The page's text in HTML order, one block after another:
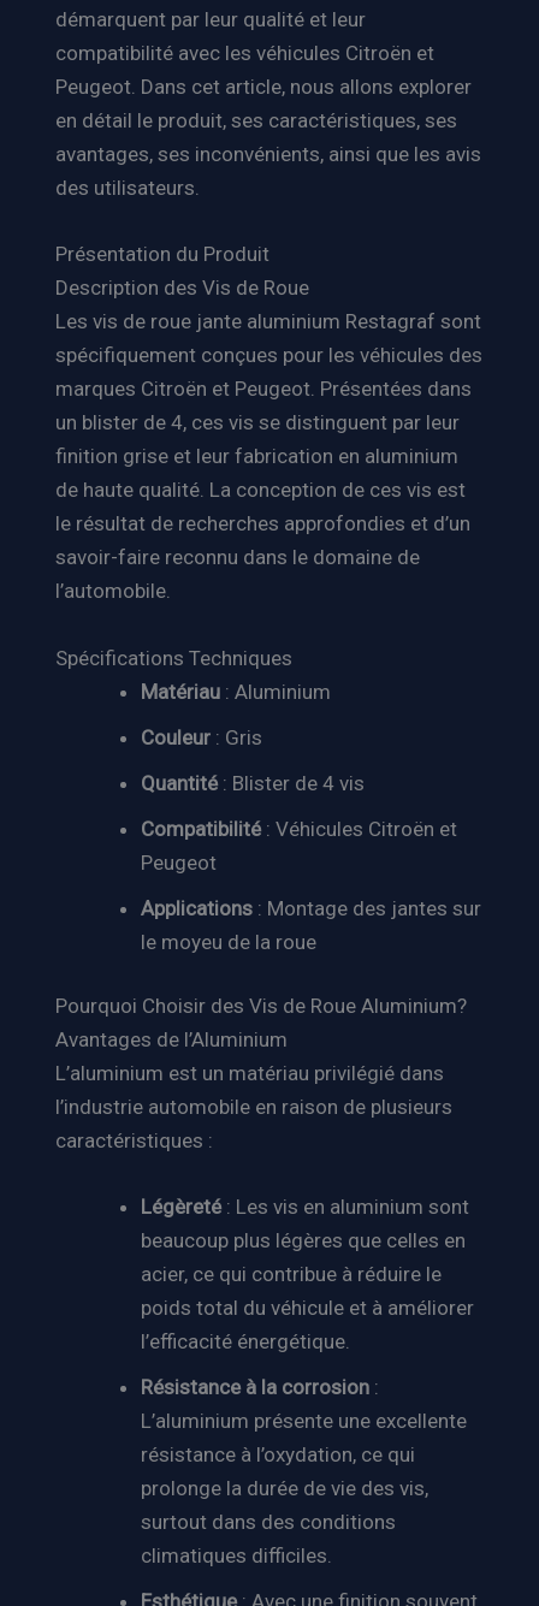
démarquent par leur qualité et leur
compatibilité avec les véhicules Citroën et
Peugeot. Dans cet article, nous allons explorer
en détail le produit, ses caractéristiques, ses
avantages, ses inconvénients, ainsi que les avis
des utilisateurs.
Présentation du Produit
Description des Vis de Roue
Les vis de roue jante aluminium Restagraf sont
spécifiquement conçues pour les véhicules des
marques Citroën et Peugeot. Présentées dans
un blister de 4, ces vis se distinguent par leur
finition grise et leur fabrication en aluminium
de haute qualité. La conception de ces vis est
le résultat de recherches approfondies et d’un
savoir-faire reconnu dans le domaine de
l’automobile.
Spécifications Techniques
Matériau: Aluminium
Couleur: Gris
Quantité: Blister de 4 vis
Compatibilité: Véhicules Citroën et
Peugeot
Applications: Montage des jantes sur
le moyeu de la roue
Pourquoi Choisir des Vis de Roue Aluminium?
Avantages de l’Aluminium
L’aluminium est un matériau privilégié dans
l’industrie automobile en raison de plusieurs
caractéristiques :
Légèreté: Les vis en aluminium sont
beaucoup plus légères que celles en
acier, ce qui contribue à réduire le
poids total du véhicule et à améliorer
l’efficacité énergétique.
Résistance à la corrosion:
L’aluminium présente une excellente
résistance à l’oxydation, ce qui
prolonge la durée de vie des vis,
surtout dans des conditions
climatiques difficiles.